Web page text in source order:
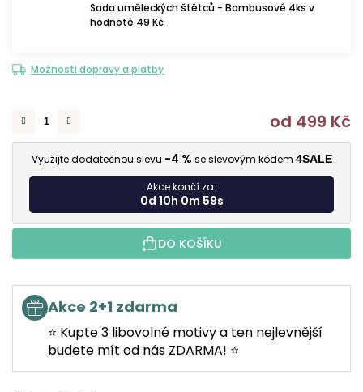
Sada uměleckých štětců - Bambusové 4ks v
hodnotě 49 Kč
Možnosti dopravy a platby
od 499 Kč
Využijte dodatečnou slevu -4 % se slevovým kódem 4SALE
Akce končí za:
0d 10h 0m 58s
DO KOŠÍKU
Akce 2+1 zdarma
⭐ Kupte 3 libovolné motivy a ten nejlevnější
budete mít od nás ZDARMA! ⭐